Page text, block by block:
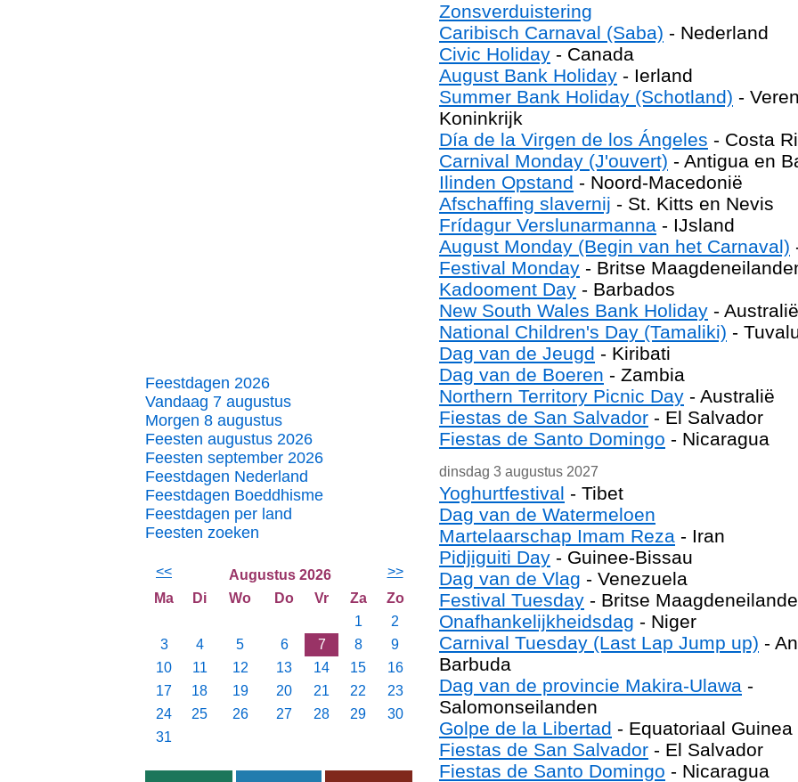
Feestdagen 2026
Vandaag 7 augustus
Morgen 8 augustus
Feesten augustus 2026
Feesten september 2026
Feestdagen Nederland
Feestdagen Boeddhisme
Feestdagen per land
Feesten zoeken
<< Augustus 2026
>>
Ma
Di Wo Do Vr Za
Zo
1
2
3
4 5 6 7 8
9
10
11 12 13 14 15
16
17
18 19 20 21 22
23
24
25 26 27 28 29
30
31
Zonsverduistering
Caribisch Carnaval (Saba) - Nederland
Civic Holiday - Canada
August Bank Holiday - Ierland
Summer Bank Holiday (Schotland) -
Koninkrijk
Día de la Virgen de los Ángeles - Costa
Carnival Monday (J'ouvert) - Antigua en
Ilinden Opstand - Noord-Macedonië
Afschaffing slavernij - St. Kitts en Nevis
Frídagur Verslunarmanna - IJsland
August Monday (Begin van het Carnaval)
Festival Monday - Britse
Kadooment Day - Barbados
New South Wales Bank Holiday - Australië
National Children's Day (Tamaliki) -
Dag van de Jeugd - Kiribati
Dag van de Boeren - Zambia
Northern Territory Picnic Day - Australië
Fiestas de San Salvador - El Salvador
Fiestas de Santo Domingo - Nicaragua
dinsdag 3 augustus 2027
Yoghurtfestival - Tibet
Dag van de Watermeloen
Martelaarschap Imam Reza - Iran
Pidjiguiti Day - Guinee-Bissau
Dag van de Vlag - Venezuela
Festival Tuesday - Britse
Onafhankelijkheidsdag - Niger
Carnival Tuesday (Last Lap Jump up) -
Barbuda
Dag van de provincie Makira-Ulawa -
Salomonseilanden
Golpe de la Libertad - Equatoriaal Guinea
Fiestas de San Salvador - El Salvador
Fiestas de Santo Domingo - Nicaragua